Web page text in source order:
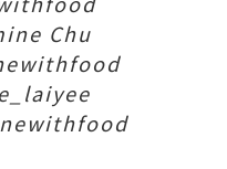
Chu